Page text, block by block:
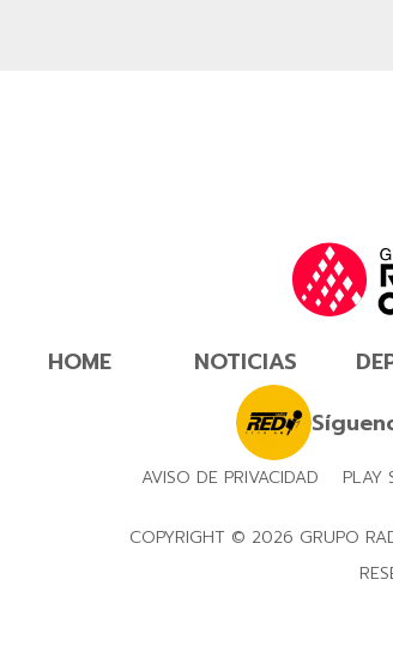
HOME NOTICIAS
AVISO DE PRIVACIDAD PLAY
COPYRIGHT © 2026 GRUPO